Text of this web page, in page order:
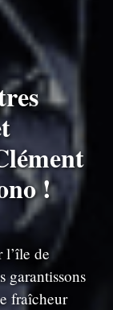
!
l’île de
garantissons
fraîcheur